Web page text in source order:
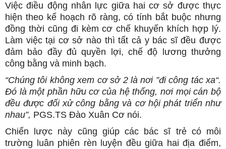
Việc điều động nhân lực giữa hai cơ sở được thực
hiện theo kế hoạch rõ ràng, có tính bắt buộc nhưng
đồng thời cũng đi kèm cơ chế khuyến khích hợp lý.
Làm việc tại cơ sở nào thì tất cả y bác sĩ đều được
đảm bảo đầy đủ quyền lợi, chế độ lương thưởng
công bằng và minh bạch.
“Chúng tôi không xem cơ sở 2 là nơi ”đi công tác xa“.
Đó là một phần hữu cơ của hệ thống, nơi mọi cán bộ
đều được đối xử công bằng và cơ hội phát triển như
nhau”, PGS.TS Đào Xuân Cơ nói.
Chiến lược này cũng giúp các bác sĩ trẻ có môi
trường luân phiên rèn luyện đều giữa hai địa điểm,